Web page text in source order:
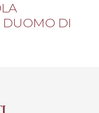
DUOMO DI